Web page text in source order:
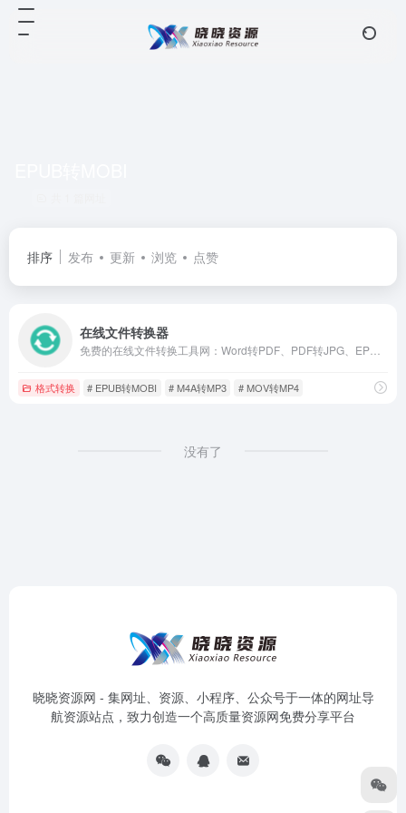
排序 发布 更新 浏览 点赞
在线文件转换器
格式转换 # EPUB转MOBI # M4A转MP3 # MOV转MP4
没有了
晓晓资源网 - 集网址、资源、小程序、公众号于一体的网址导
航资源站点，致力创造一个高质量资源网免费分享平台